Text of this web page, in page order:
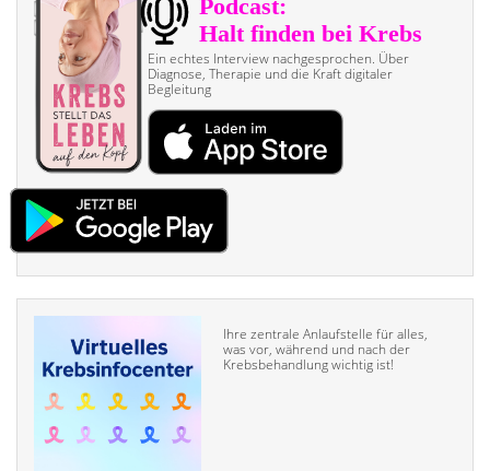
Ein echtes Interview nach­gesprochen. Über
Diagnose, Therapie und die Kraft digitaler
Begleitung
Ihre zentrale Anlaufstelle für alles,
was vor, während und nach der
Krebsbehandlung wichtig ist!